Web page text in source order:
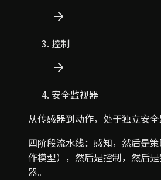
控制
安全监视器
从传感器到动作，处于独立安全
四阶段流水线：感知，然后是
作模型），然后是控制，然后
器。